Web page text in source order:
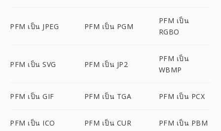
PFM เป็น JPEG PFM เป็น PGM
PFM เป็น
RGBO
PFM เป็น SVG PFM เป็น JP2
PFM เป็น
WBMP
PFM เป็น GIF PFM เป็น TGA PFM เป็น PCX
PFM เป็น ICO PFM เป็น CUR PFM เป็น PBM